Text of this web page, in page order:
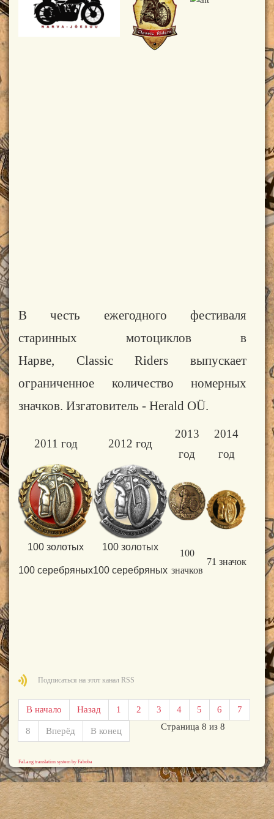
В честь ежегодного фестиваля
старинных мотоциклов в
Нарве, ClassicRiders выпускает
ограниченное количество номерных
значков. Изгатовитель - Herald OÜ.
2011 год 2012 год
2013
год
2014
год
100 золотых
100 серебряных
100 золотых
100 серебряных
100
значков
71 значок
Подписаться на этот канал RSS
В начало Назад 1 2 3 4 5 6 7
8 Вперёд В конец Страница 8 из 8
FaLang translation system by Faboba